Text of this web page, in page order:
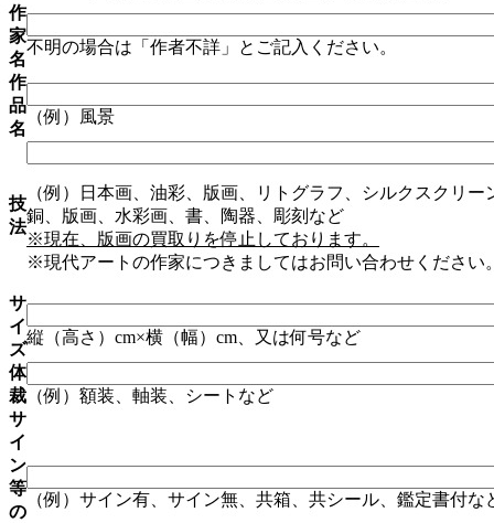
作
家
名
不明の場合は「作者不詳」とご記入ください。
作
品
名
（例）風景
技
法
（例）日本画、油彩、版画、リトグラフ、シルクスクリー
銅、版画、水彩画、書、陶器、彫刻など
※現在、版画の買取りを停止しております。
※現代アートの作家につきましてはお問い合わせください
サ
イ
ズ
縦（高さ）cm×横（幅）cm、又は何号など
体
裁 （例）額装、軸装、シートなど
サ
イ
ン
等
の
（例）サイン有、サイン無、共箱、共シール、鑑定書付な